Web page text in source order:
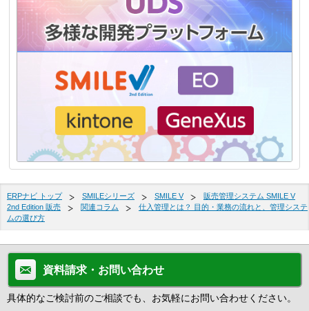
ERPナビ トップ SMILEシリーズ SMILE V
販売管理システム SMILE V
2nd Edition 販売
関連コラム
仕入管理とは？ 目的・業務の流れと、管理システ
ムの選び方
資料請求・お問い合わせ
具体的なご検討前のご相談でも、お気軽にお問い合わせください。